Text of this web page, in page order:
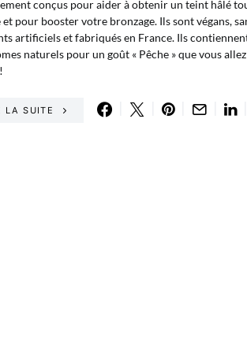
conçus pour aider à obtenir un teint hâlé
et pour booster votre bronzage. Ils sont végans,
artificiels et fabriqués en France. Ils
naturels pour un goût « Pêche » que vous allez
LA SUITE